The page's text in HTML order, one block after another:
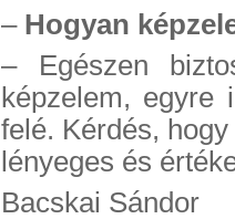
– Hogyan
– Egészen
képzelem, egyre
felé. Kérdés,
lényeges és
Bacskai Sándor